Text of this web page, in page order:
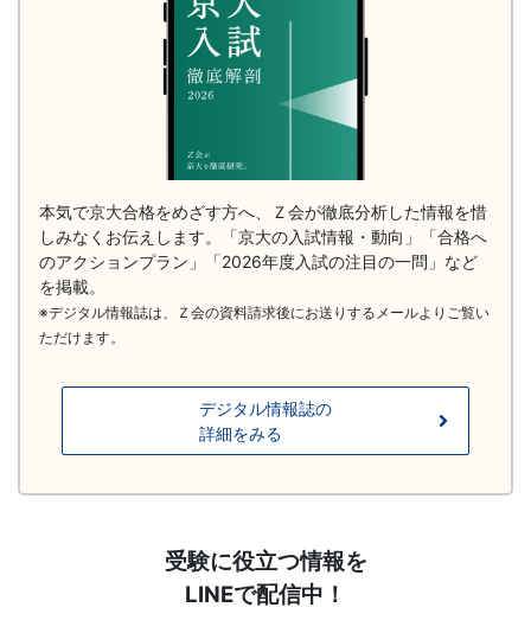
本気で京大合格をめざす方へ、Ｚ会が徹底分析した情報を惜
しみなくお伝えします。「京大の入試情報・動向」「合格へ
のアクションプラン」「2026年度入試の注目の一問」など
を掲載。
※デジタル情報誌は、Ｚ会の資料請求後にお送りするメールよりご覧い
ただけます。
デジタル情報誌の
詳細をみる
受験に役立つ情報を
LINEで配信中！